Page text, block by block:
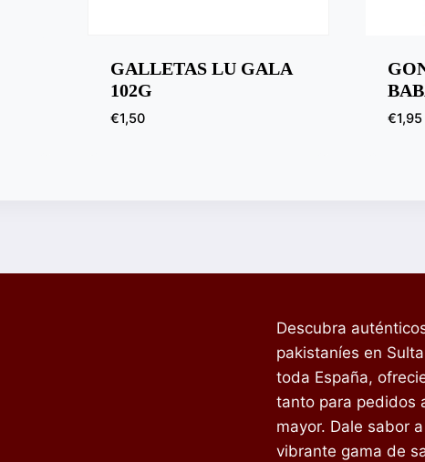
GALLETAS LU GALA
102G
€1,50 €1,95
Descubra
pakistaníes en
toda España,
tanto para pedidos
mayor. Dale sabor
vibrante gama de